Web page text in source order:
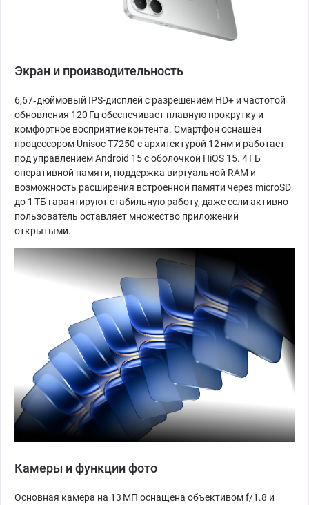
Экран и производительность
6,67‑дюймовый IPS-дисплей с разрешением HD+ и частотой
обновления 120 Гц обеспечивает плавную прокрутку и
комфортное восприятие контента. Смартфон оснащён
процессором Unisoc T7250 с архитектурой 12 нм и работает
под управлением Android 15 с оболочкой HiOS 15. 4 ГБ
оперативной памяти, поддержка виртуальной RAM и
возможность расширения встроенной памяти через microSD
до 1 ТБ гарантируют стабильную работу, даже если активно
пользователь оставляет множество приложений
открытыми.
Камеры и функции фото
Основная камера на 13 МП оснащена объективом f/1.8 и